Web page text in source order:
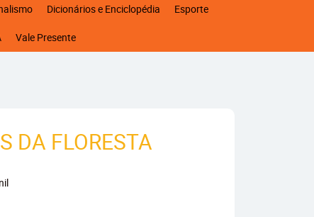
Dicionários e Enciclopédia Esporte
Vale Presente
DA FLORESTA